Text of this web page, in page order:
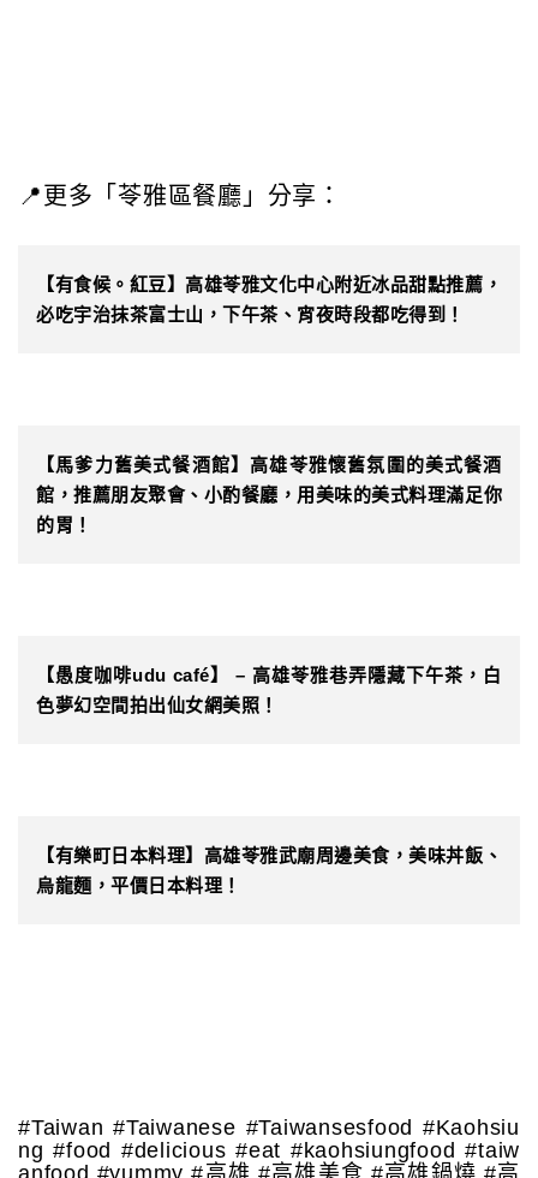
📍更多「苓雅區餐廳」分享：
【有食候。紅豆】高雄苓雅文化中心附近冰品甜點推薦，
必吃宇治抹茶富士山，下午茶、宵夜時段都吃得到！
【馬爹力舊美式餐酒館】高雄苓雅懷舊氛圍的美式餐酒
館，推薦朋友聚會、小酌餐廳，用美味的美式料理滿足你
的胃！
【愚度咖啡udu café】 – 高雄苓雅巷弄隱藏下午茶，白
色夢幻空間拍出仙女網美照！
【有樂町日本料理】高雄苓雅武廟周邊美食，美味丼飯、
烏龍麵，平價日本料理！
#Taiwan #Taiwanese #Taiwansesfood #Kaohsiu
ng #food #delicious #eat #kaohsiungfood #taiw